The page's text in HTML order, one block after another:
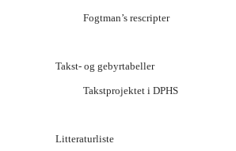
Fogtman’s rescripter
Takst- og gebyrtabeller
Takstprojektet i DPHS
Litteraturliste